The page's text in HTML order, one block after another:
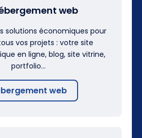
web
solutions économiques pour
vos projets : votre site
en ligne, blog, site vitrine,
portfolio…
web